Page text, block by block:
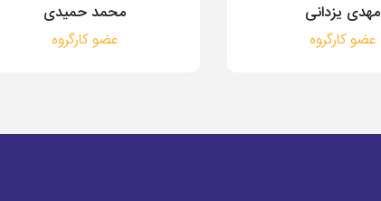
مهدی یزدانی
عضو کارگروه
محمد حمیدی
عضو کارگروه